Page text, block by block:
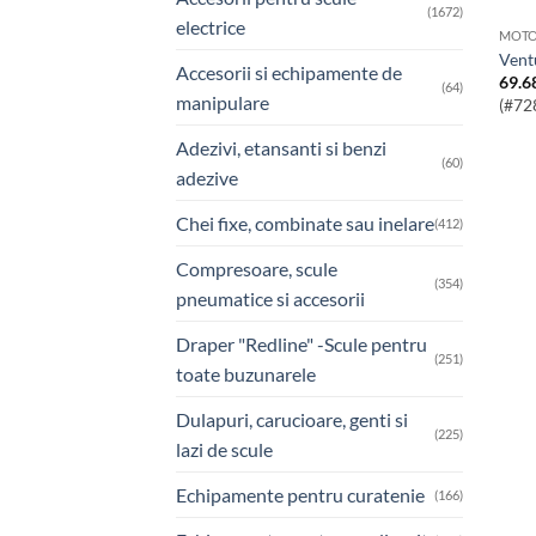
electrice
(1672)
Accesorii si echipamente de
manipulare
(64)
Adezivi, etansanti si benzi
adezive
(60)
Chei fixe, combinate sau inelare(412)
Compresoare, scule
pneumatice si accesorii
(354)
Draper "Redline" -Scule pentru
toate buzunarele
(251)
Dulapuri, carucioare, genti si
lazi de scule
(225)
Echipamente pentru curatenie (166)